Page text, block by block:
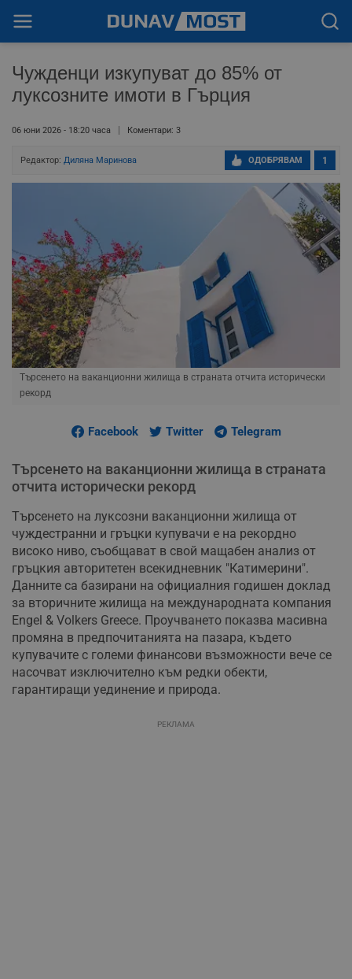
Чужденци изкупуват до 85% от
луксозните имоти в Гърция
06 юни 2026 - 18:20 часа Коментари: 3
Редактор: Диляна Маринова 1
ОДОБРЯВАМ
Търсенето на ваканционни жилища в страната отчита исторически
рекорд
Facebook Twitter Telegram
Търсенето на ваканционни жилища в страната
отчита исторически рекорд
Търсенето на луксозни ваканционни жилища от
чуждестранни и гръцки купувачи е на рекордно
високо ниво, съобщават в свой мащабен анализ от
гръцкия авторитетен всекидневник "Катимерини".
Данните са базирани на официалния годишен доклад
за вторичните жилища на международната компания
Engel & Volkers Greece. Проучването показва масивна
промяна в предпочитанията на пазара, където
купувачите с големи финансови възможности вече се
насочват изключително към редки обекти,
гарантиращи уединение и природа.
РЕКЛАМА